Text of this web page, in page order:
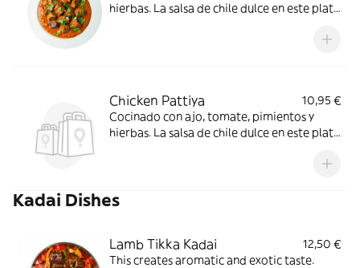
hierbas. La salsa de chile dulce en este plato
Chicken Pattiya
10,95 €
Cocinado con ajo, tomate, pimientos y
hierbas. La salsa de chile dulce en este plato
Kadai Dishes
Lamb Tikka Kadai
12,50 €
This creates aromatic and exotic taste.